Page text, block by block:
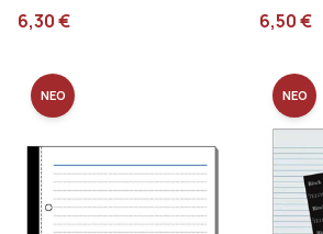
6,30€ 6,50€
ΝΕΟ ΝΕΟ